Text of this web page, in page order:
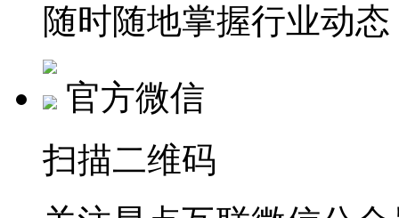
随时随地掌握行业动态
官方微信
扫描二维码